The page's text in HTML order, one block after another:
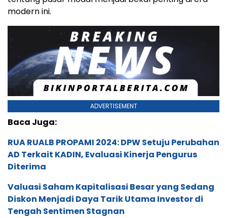
modern ini.
ADVERTISEMENT
Baca Juga:
RUA RUALB PROPAMI 2024: DPW Setuju Perubahan
AD Terkait KADIN, Evaluasi Kinerja Pengurus
Diterima
Valuasi Saham Kapitalisasi Besar yang Sedang
Diskon Menjadi Daya Tarik Utama Investor di
Tengah Sentimen Stagnan